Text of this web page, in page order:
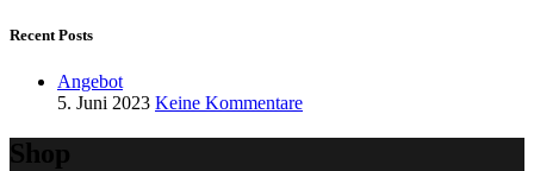
Recent Posts
Angebot
5. Juni 2023 Keine Kommentare
Shop